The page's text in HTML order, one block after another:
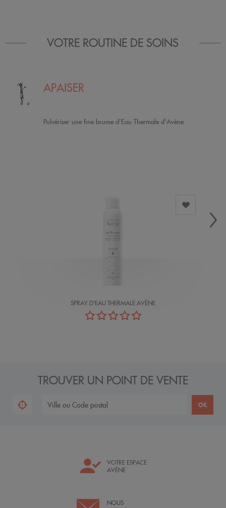
VOTRE ROUTINE DE SOINS
APAISER
Pulvériser une fine brume d'Eau Thermale d'Avène
SPRAY D'EAU THERMALE AVÈNE
TROUVER UN POINT DE VENTE
VOTRE ESPACE
AVÈNE
NOUS